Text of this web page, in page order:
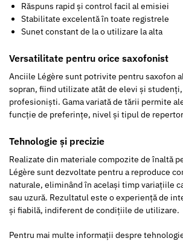
Răspuns rapid și control facil al emisiei
Stabilitate excelentă în toate registrele
Sunet constant de la o utilizare la alta
Versatilitate pentru orice saxofonist
Anciile Légère sunt potrivite pentru saxofon
sopran, fiind utilizate atât de elevi și
profesioniști. Gama variată de tării permite
funcție de preferințe, nivel și tipul de
Tehnologie și precizie
Realizate din materiale compozite de înaltă
Légère sunt dezvoltate pentru a reproduce
naturale, eliminând în același timp variațiile
sau uzură. Rezultatul este o experiență de
și fiabilă, indiferent de condițiile de utilizare.
Pentru mai multe informații despre